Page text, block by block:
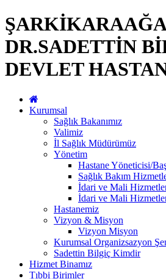
DR.SADETTİN
DEVLET
Kurumsal
Sağlık Bakanımız
Valimiz
İl Sağlık Müdürümüz
Yönetim
Hastane Yöneticisi/
Sağlık Bakım
İdari ve Mali
İdari ve Mali Hizmetler
Hastanemiz
Vizyon & Misyon
Vizyon Misyon
Kurumsal Organizsazyon
Sadettin Bilgiç Kimdir
Hizmet Binamız
Tıbbi Birimler